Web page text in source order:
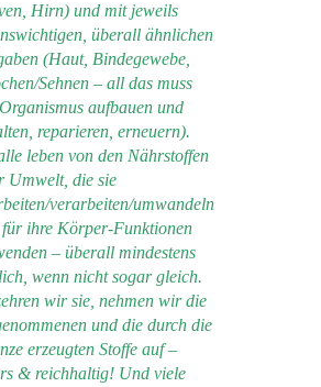
Hirn) und mit jeweils
überall ähnlichen
(Haut, Bindegewebe,
Sehnen – all das muss
aufbauen und
reparieren, erneuern).
leben von den Nährstoffen
Umwelt, die sie
verarbeiten/umwandeln
ihre Körper-Funktionen
– überall mindestens
wenn nicht sogar gleich.
wir sie, nehmen wir die
und die durch die
erzeugten Stoffe auf –
& reichhaltig! Und viele